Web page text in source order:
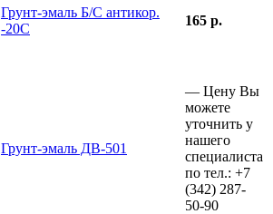
Грунт-эмаль Б/С антикор.
-20С
165 р.
Грунт-эмаль ДВ-501
— Цену Вы
можете
уточнить у
нашего
специалиста
по тел.: +7
(342) 287-
50-90